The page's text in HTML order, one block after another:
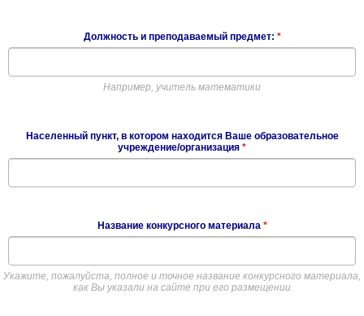
Должность и преподаваемый предмет: *
Например, учитель математики
Населенный пункт, в котором находится Ваше образовательное
учреждение/организация *
Название конкурсного материала *
Укажите, пожалуйста, полное и точное название конкурсного материала,
как Вы указали на сайте при его размещении